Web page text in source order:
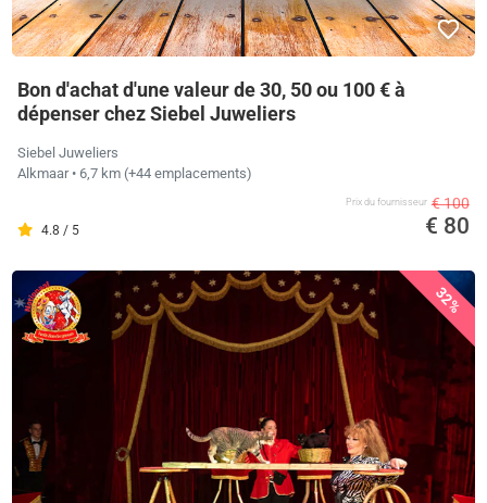
Bon d'achat d'une valeur de 30, 50 ou 100 € à
dépenser chez Siebel Juweliers
Siebel Juweliers
Alkmaar • 6,7 km (+44 emplacements)
4.8 / 5
Prix ​​du fournisseur € 100
€ 80
32%